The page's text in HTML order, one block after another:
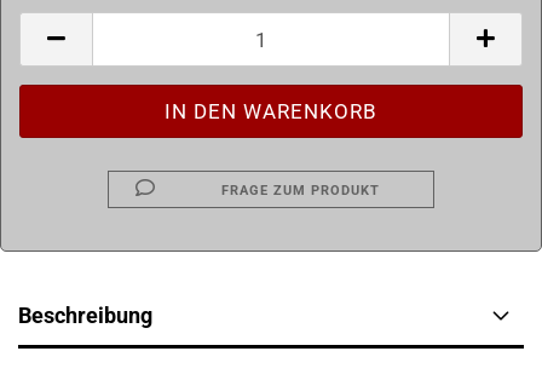
FRAGE ZUM PRODUKT
Beschreibung